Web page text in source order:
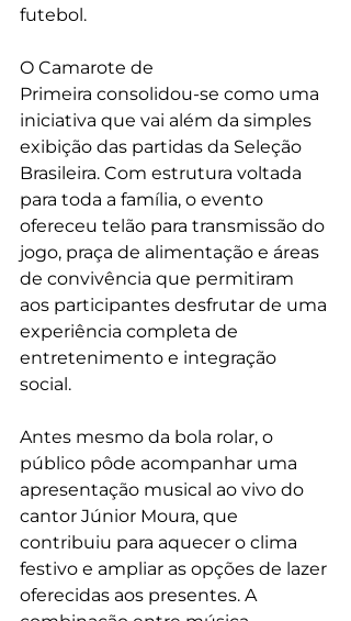
futebol.
O Camarote de
Primeira consolidou-se como uma
iniciativa que vai além da simples
exibição das partidas da Seleção
Brasileira. Com estrutura voltada
para toda a família, o evento
ofereceu telão para transmissão do
jogo, praça de alimentação e áreas
de convivência que permitiram
aos participantes desfrutar de uma
experiência completa de
entretenimento e integração
social.
Antes mesmo da bola rolar, o
público pôde acompanhar uma
apresentação musical ao vivo do
cantor Júnior Moura, que
contribuiu para aquecer o clima
festivo e ampliar as opções de lazer
oferecidas aos presentes. A